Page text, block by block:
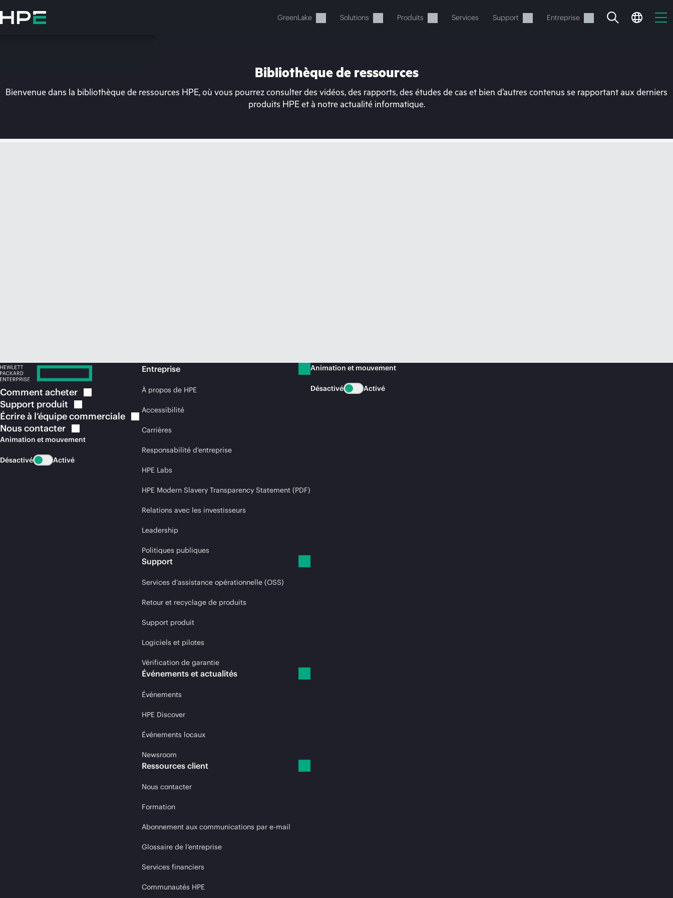
au
contenu
GreenLake Solutions Produits Services Support Entreprise
Votre panier est actuellement vide
Bibliothèque de ressources
Bienvenue dans la bibliothèque de ressources HPE, où vous pourrez consulter des vidéos, des rapports, des études de cas et bien d’autres contenus se rapportant aux derniers
produits HPE et à notre actualité informatique.
Comment acheter
Support produit
Écrire à l’équipecommerciale
Nouscontacter
Animation et mouvement
Désactivé Activé
Entreprise
À propos de HPE
Accessibilité
Carrières
Responsabilité d’entreprise
HPE Labs
HPE Modern Slavery Transparency Statement (PDF)
Relations avec les investisseurs
Leadership
Politiques publiques
Support
Services d’assistance opérationnelle (OSS)
Retour et recyclage de produits
Support produit
Logiciels et pilotes
Vérification de garantie
Événements et actualités
Événements
HPE Discover
Événements locaux
Newsroom
Ressources client
Nous contacter
Formation
Abonnement aux communications par e-mail
Glossaire de l’entreprise
Services financiers
Communautés HPE
Animation et mouvement
Désactivé Activé